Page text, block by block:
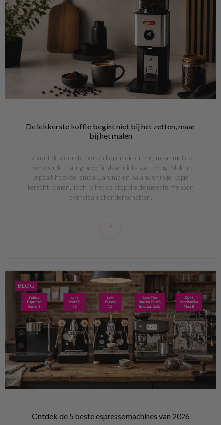
De lekkerste koffie begint niet bij het zetten, maar
bij het malen
Je kunt de duurste bonen kopen die er zijn, maar met de
verkeerde maling proef je daar niets van terug. Malen
bepaalt hoeveel smaak, aroma en balans er in je kopje
terechtkomen. Toch is het de stap die de meeste mensen
overslaan of onderschatten.
BLOG
Ontdek de 5 beste espressomachines van 2026